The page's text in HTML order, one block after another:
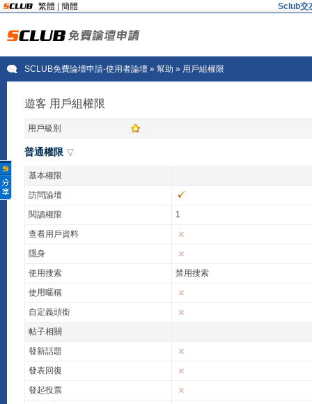
繁體 簡體 Sclub交
SCLUB免費論壇申請-使用者論壇» 幫助 » 用戶組權限
遊客 用戶組權限
用戶級別
普通權限
基本權限
訪問論壇
閱讀權限
1
查看用戶資料
隱身
使用搜索
禁用搜索
使用暱稱
自定義頭銜
帖子相關
發新話題
發表回復
發起投票